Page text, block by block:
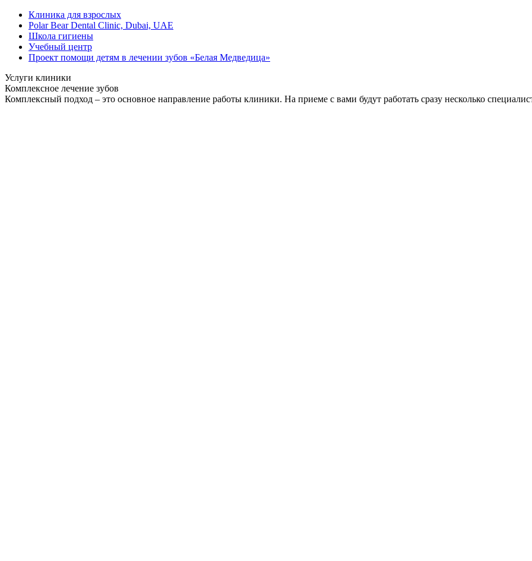
Клиника для взрослых
Polar Bear Dental Clinic, Dubai, UAE
Школа гигиены
Учебный центр
Проект помощи детям в лечении зубов «Белая Медведица»
Услуги клиники
Комплексное лечение зубов
Комплексный подход – это основное направление работы клиники. На приеме с вами будут работать сразу несколько